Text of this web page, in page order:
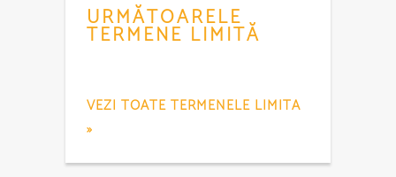
URMĂTOARELE
TERMENE LIMITĂ
VEZI TOATE TERMENELE LIMITA
»